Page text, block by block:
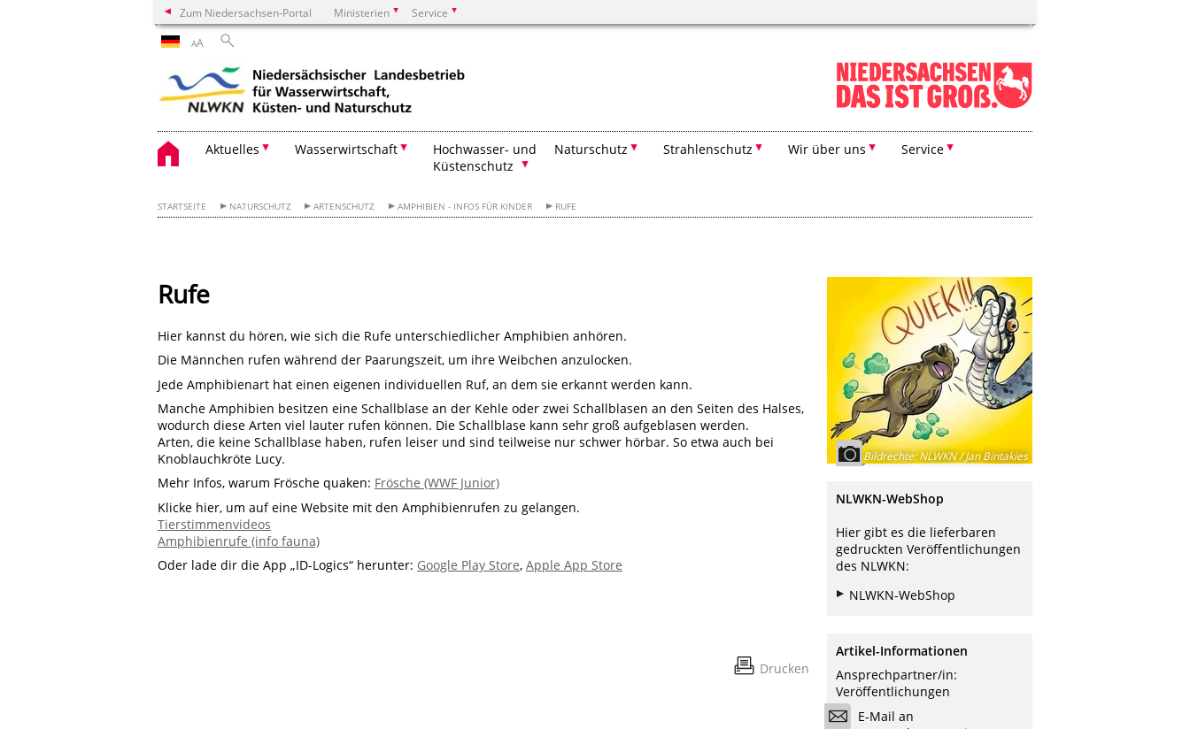
Zum Niedersachsen-Portal Ministerien Service
AA
Aktuelles Wasserwirtschaft
Hochwasser- und
Küstenschutz
Naturschutz Strahlenschutz Wir über uns Service
STARTSEITE NATURSCHUTZ ARTENSCHUTZ AMPHIBIEN - INFOS FÜR KINDER RUFE
Rufe
Hier kannst du hören, wie sich die Rufe unterschiedlicher Amphibien anhören.
Die Männchen rufen während der Paarungszeit, um ihre Weibchen anzulocken.
Jede Amphibienart hat einen eigenen individuellen Ruf, an dem sie erkannt werden kann.
Manche Amphibien besitzen eine Schallblase an der Kehle oder zwei Schallblasen an den Seiten des Halses,
wodurch diese Arten viel lauter rufen können. Die Schallblase kann sehr groß aufgeblasen werden.
Arten, die keine Schallblase haben, rufen leiser und sind teilweise nur schwer hörbar. So etwa auch bei
Knoblauchkröte Lucy.
Mehr Infos, warum Frösche quaken: Frösche (WWF Junior)
Klicke hier, um auf eine Website mit den Amphibienrufen zu gelangen.
Tierstimmenvideos
Amphibienrufe (info fauna)
Oder lade dir die App „ID-Logics“ herunter: Google Play Store, Apple App Store
Drucken
Bildrechte:NLWKN / Jan Bintakies
NLWKN-WebShop
Hier gibt es die lieferbaren
gedruckten Veröffentlichungen
des NLWKN:
NLWKN-WebShop
Artikel-Informationen
Ansprechpartner/in:
Veröffentlichungen
E-Mail an